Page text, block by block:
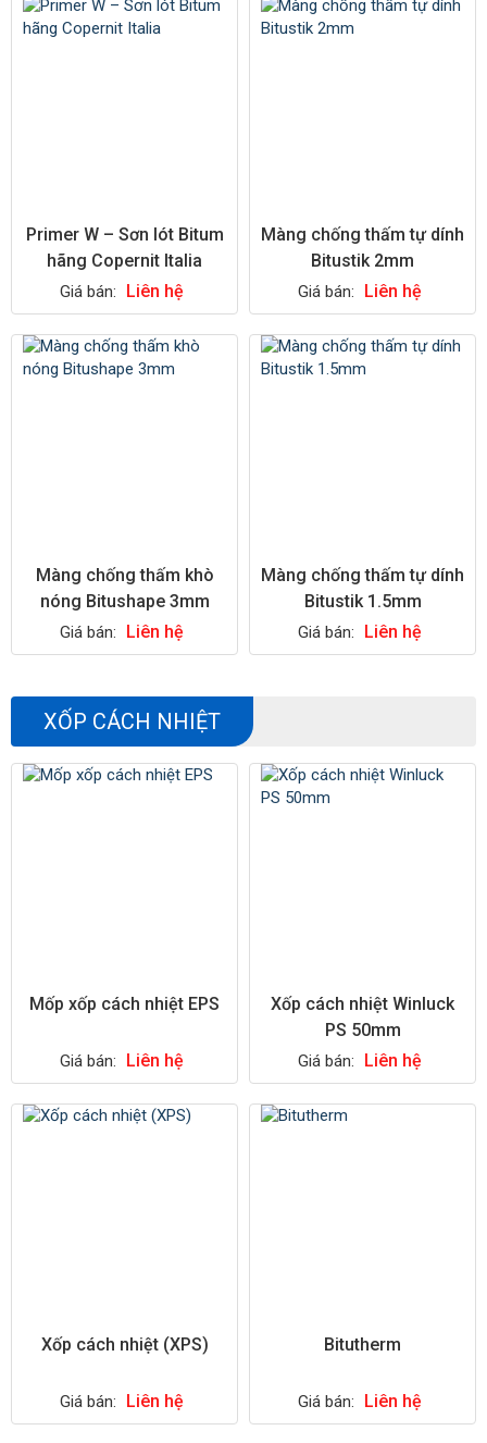
Primer W – Sơn lót Bitum
hãng Copernit Italia
Giá bán: Liên hệ
Màng chống thấm tự dính
Bitustik 2mm
Giá bán: Liên hệ
Màng chống thấm khò
nóng Bitushape 3mm
Giá bán: Liên hệ
Màng chống thấm tự dính
Bitustik 1.5mm
Giá bán: Liên hệ
XỐP CÁCH NHIỆT
Mốp xốp cách nhiệt EPS
Giá bán: Liên hệ
Xốp cách nhiệt Winluck
PS 50mm
Giá bán: Liên hệ
Xốp cách nhiệt (XPS)
Giá bán: Liên hệ
Bitutherm
Giá bán: Liên hệ